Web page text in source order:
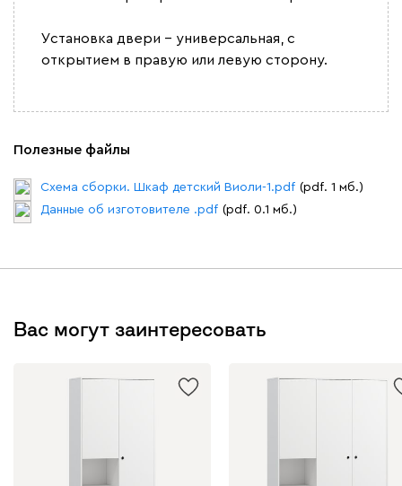
Установка двери - универсальная, с
открытием в правую или левую сторону.
Полезные файлы
Схема сборки. Шкаф детский Виоли-1.pdf (pdf. 1 мб.)
Данные об изготовителе .pdf (pdf. 0.1 мб.)
Вас могут заинтересовать